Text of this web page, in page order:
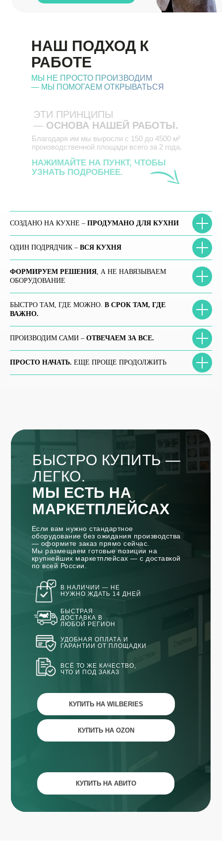
ЭТИ ПРИНЦИПЫ
— ОСНОВА НАШЕЙ РАБОТЫ.
Благодаря им мы выросли с 150 до 4500 м²
производственной площади всего за 2 года.
НАЖИМАЙТЕ НА ПУНКТ, ЧТОБЫ
УЗНАТЬ ПОДРОБНЕЕ.
МЫ НЕ ПРОСТО ПРОИЗВОДИМ
— МЫ ПОМОГАЕМ ОТКРЫВАТЬСЯ
НАШ ПОДХОД К
РАБОТЕ
СОЗДАНО НА КУХНЕ – ПРОДУМАНО ДЛЯ КУХНИ
ОДИН ПОДРЯДЧИК – ВСЯ КУХНЯ
ФОРМИРУЕМ РЕШЕНИЯ, А НЕ НАВЯЗЫВАЕМ
ОБОРУДОВАНИЕ
БЫСТРО ТАМ, ГДЕ МОЖНО. В СРОК ТАМ, ГДЕ
ВАЖНО.
ПРОИЗВОДИМ САМИ – ОТВЕЧАЕМ ЗА ВСЕ.
ПРОСТО НАЧАТЬ. ЕЩЕ ПРОЩЕ ПРОДОЛЖИТЬ
БЫСТРО КУПИТЬ —
ЛЕГКО.
МЫ ЕСТЬ НА
МАРКЕТПЛЕЙСАХ
Если вам нужно стандартное
оборудование без ожидания производства
— оформите заказ прямо сейчас.
Мы размещаем готовые позиции на
крупнейших маркетплейсах — с доставкой
по всей России.
В НАЛИЧИИ — НЕ
НУЖНО ЖДАТЬ 14 ДНЕЙ
БЫСТРАЯ
ДОСТАВКА В
ЛЮБОЙ РЕГИОН
УДОБНАЯ ОПЛАТА И
ГАРАНТИИ ОТ ПЛОЩАДКИ
ВСЁ ТО ЖЕ КАЧЕСТВО,
ЧТО И ПОД ЗАКАЗ
КУПИТЬ НА WILBERIES
КУПИТЬ НА OZON
КУПИТЬ НА АВИТО